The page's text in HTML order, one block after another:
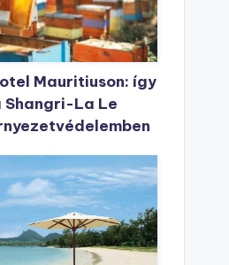
Mauritiuson: így
La Le